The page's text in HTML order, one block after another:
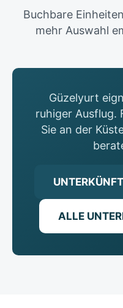
Buchbare
mehr Auswahl
Güzelyurt
ruhiger Ausflug.
Sie an der
ALLE